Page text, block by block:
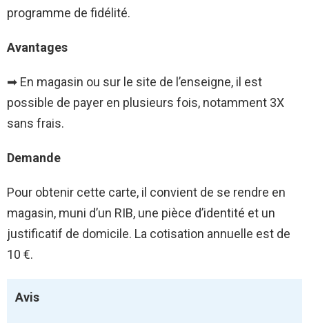
programme de fidélité.
Avantages
➡ En magasin ou sur le site de l’enseigne, il est
possible de payer en plusieurs fois, notamment 3X
sans frais.
Demande
Pour obtenir cette carte, il convient de se rendre en
magasin, muni d’un RIB, une pièce d’identité et un
justificatif de domicile. La cotisation annuelle est de
10 €.
Avis